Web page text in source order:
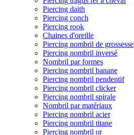
Piercing daith
Piercing conch
Piercing rook
Chaines d'oreille
Piercing nombril de grossesse
Piercing nombril inversé
Nombril par formes
Piercing nombril banane
Piercing nombril pendentif
Piercing nombril clicker
Piercing nombril spirale
Nombril par matériaux
Piercing nombril acier
Piercing nombril titane
Piercing nombril or